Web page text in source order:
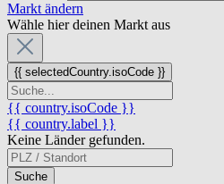
Markt ändern
Wähle hier deinen Markt aus
{{ selectedCountry.isoCode }}
{{ country.isoCode }}
{{ country.label }}
Keine Länder gefunden.
Suche